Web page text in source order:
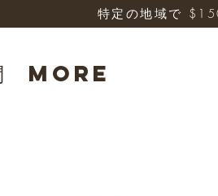
More
特定の地域で